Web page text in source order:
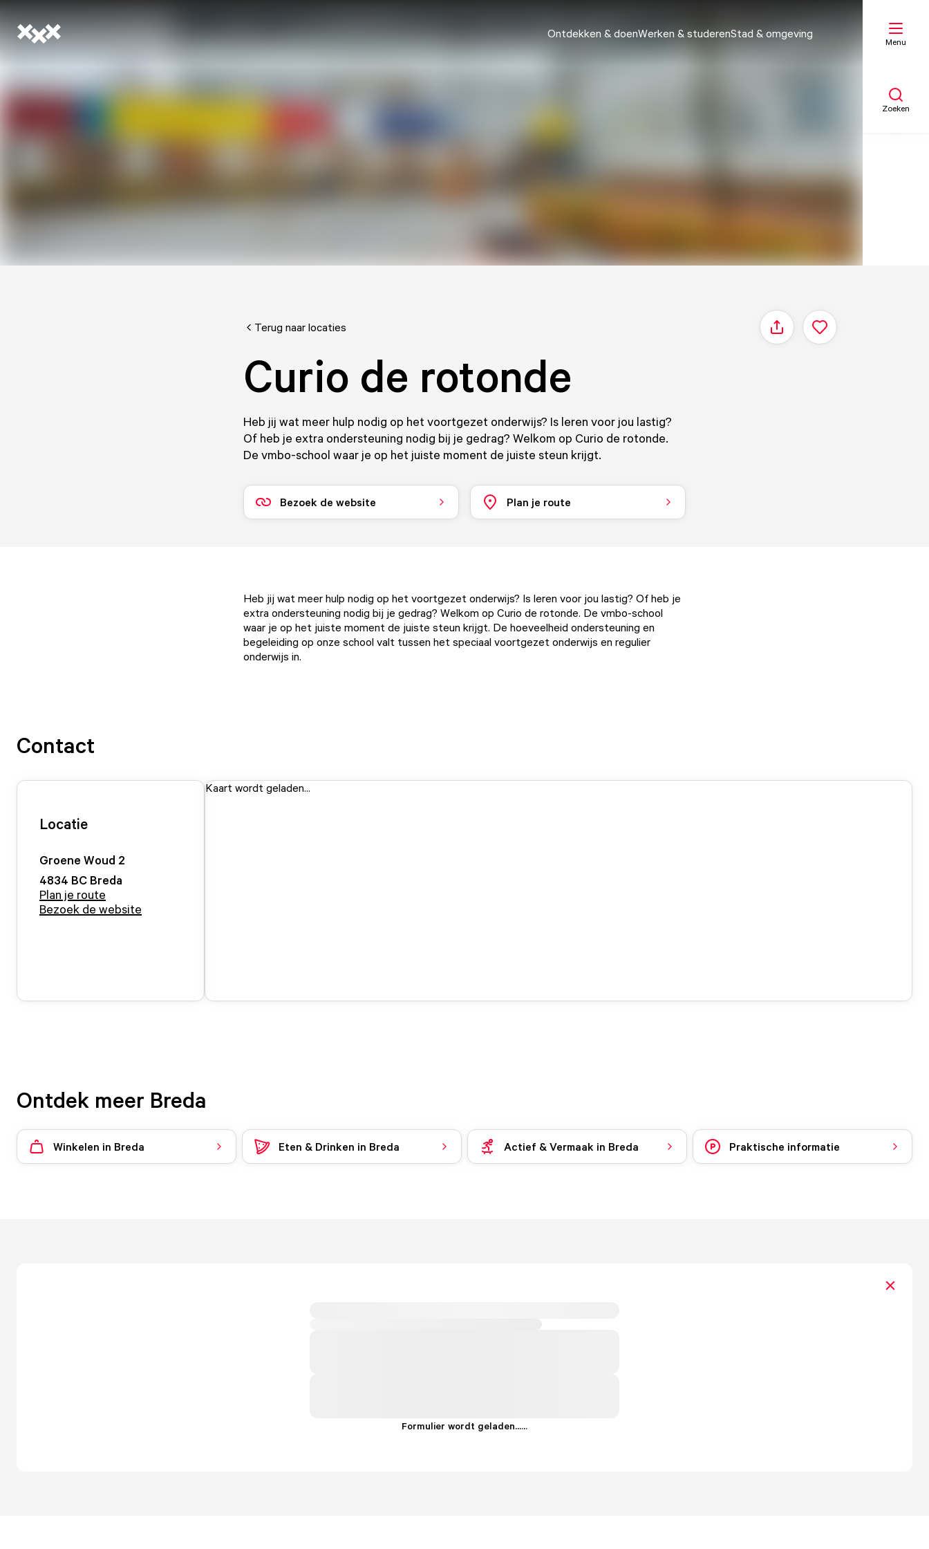
Ontdekken & doenWerken & studerenStad & omgeving
Menu
Zoeken
Terug naar locaties Delen
Curio de rotonde
Heb jij wat meer hulp nodig op het voortgezet onderwijs? Is leren voor jou lastig?
Of heb je extra ondersteuning nodig bij je gedrag? Welkom op Curio de rotonde.
De vmbo-school waar je op het juiste moment de juiste steun krijgt.
Bezoek de website Plan je route
Heb jij wat meer hulp nodig op het voortgezet onderwijs? Is leren voor jou lastig? Of heb je
extra ondersteuning nodig bij je gedrag? Welkom op Curio de rotonde. De vmbo-school
waar je op het juiste moment de juiste steun krijgt. De hoeveelheid ondersteuning en
begeleiding op onze school valt tussen het speciaal voortgezet onderwijs en regulier
onderwijs in.
Contact
Locatie
Groene Woud 2
4834 BC Breda
Plan je route
Bezoek de website
Kaart wordt geladen...
Ontdek meer Breda
Winkelen in Breda Eten & Drinken in Breda Actief & Vermaak in Breda Praktische informatie
Formulier wordt geladen......